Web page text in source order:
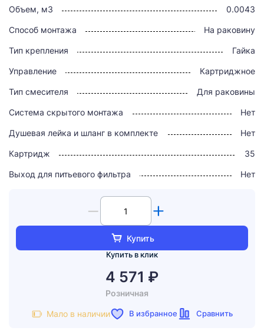
Объем, м3 0.0043
Способ монтажа На раковину
Тип крепления Гайка
Управление Картриджное
Тип смесителя Для раковины
Система скрытого монтажа Нет
Душевая лейка и шланг в комплекте Нет
Картридж 35
Выход для питьевого фильтра Нет
Купить
Купить в клик
4 571 ₽
Розничная
Мало в наличии В избранное Сравнить